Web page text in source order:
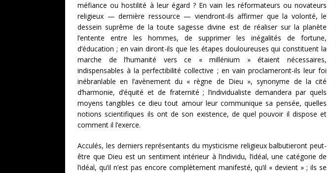
méfiance ou hostilité à leur égard ? En vain les réformateurs ou novateurs
religieux — dernière ressource — viendront-ils affirmer que la volonté, le
dessein suprême de la toute sagesse divine est de réaliser sur la planète
l’entente entre les hommes, de supprimer les inégalités de fortune,
d’éducation ; en vain diront-ils que les étapes douloureuses qui constituent la
marche de l’humanité vers ce « millénium » étaient nécessaires,
indispensables à la perfectibilité collective ; en vain proclameront-ils leur foi
inébranlable en l’avènement du « règne de Dieu », synonyme de la cité
d’harmonie, d’équité et de fraternité ; l’individualiste demandera par quels
moyens tangibles ce dieu tout amour leur communique sa pensée, quelles
notions scientifiques ils ont de son existence, de quel pouvoir il dispose et
comment il l’exerce.
Acculés, les derniers représentants du mysticisme religieux balbutieront peut-
être que Dieu est un sentiment intérieur à l’individu, l’idéal, une catégorie de
l’idéal, qu’il n’est pas encore complètement manifesté, qu’il « devient » ; ils se